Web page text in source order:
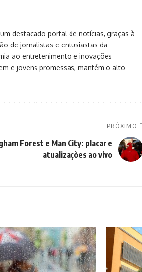
destacado portal de notícias, graças à
de jornalistas e entusiastas da
ao entretenimento e inovações
e jovens promessas, mantém o alto
PRÓXIMO
Forest e Man City: placar e
atualizações ao vivo